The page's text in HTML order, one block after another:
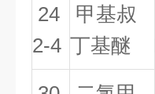
24
2-4
甲基叔
丁基醚